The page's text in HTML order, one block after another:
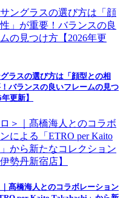
ラスの選び方は「顔型との相
バランスの良いフレームの見つ
更新】
髙橋海人とのコラボレーション